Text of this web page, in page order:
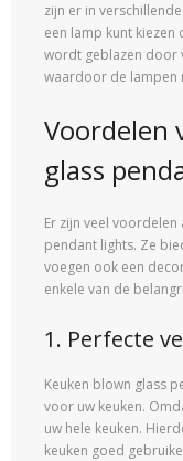
zijn er in
een lamp kunt kiezen
wordt geblazen door
waardoor de lampen
Voordelen
glass
Er zijn veel
pendant lights. Ze
voegen ook een
enkele van de
1. Perfecte
Keuken blown glass
voor uw keuken.
uw hele keuken.
keuken goed